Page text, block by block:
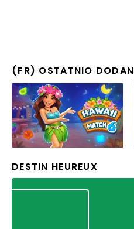
(FR) OSTATNIO
DESTIN HEUREUX